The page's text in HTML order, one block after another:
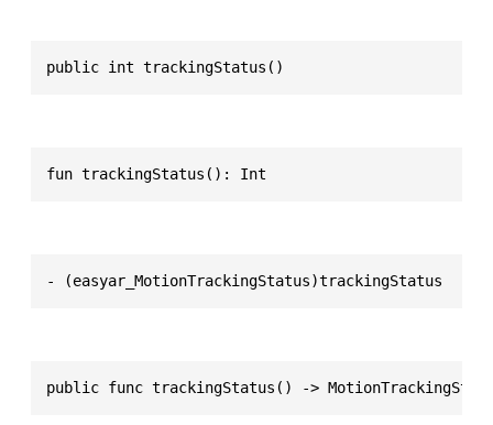
public int trackingStatus()
fun trackingStatus(): Int
- (easyar_MotionTrackingStatus)trackingStatus
public func trackingStatus() ->